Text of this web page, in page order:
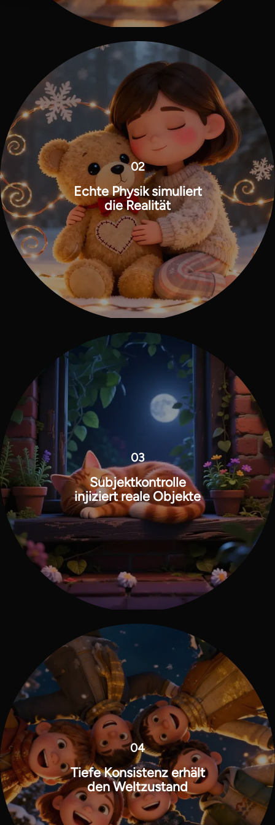
02
Echte Physik simuliert
die Realität
03
Subjektkontrolle
injiziert reale Objekte
04
Tiefe Konsistenz erhält
den Weltzustand